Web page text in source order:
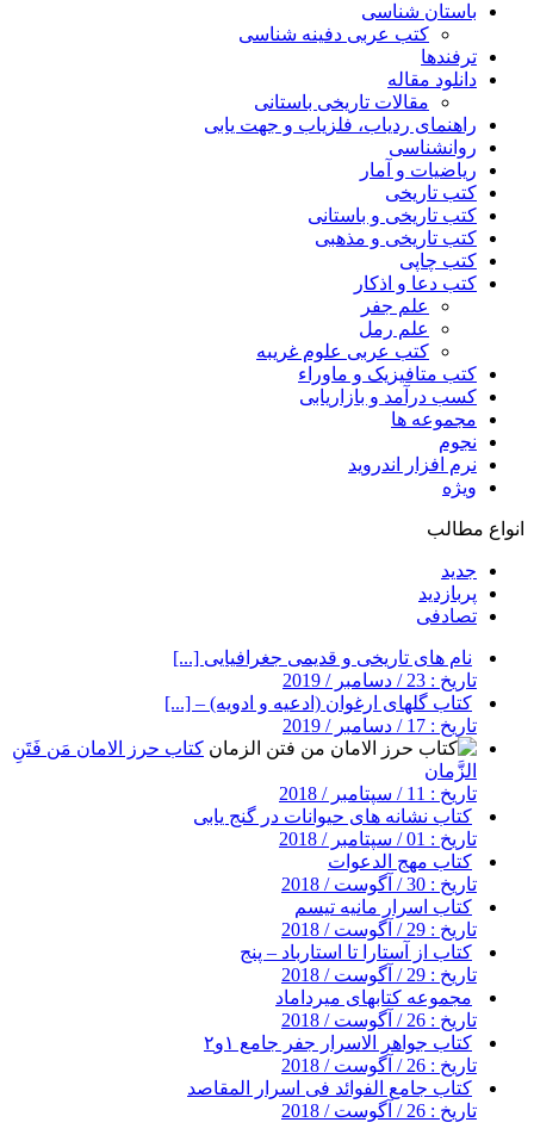
باستان شناسی
کتب عربی دفینه شناسی
ترفندها
دانلود مقاله
مقالات تاریخی باستانی
راهنمای ردیاب، فلزیاب و جهت یابی
روانشناسی
ریاضیات و آمار
کتب تاریخی
کتب تاریخی و باستانی
کتب تاریخی و مذهبی
کتب چاپی
کتب دعا و اذکار
علم جفر
علم رمل
کتب عربی علوم غریبه
کتب متافیزیک و ماوراء
کسب درآمد و بازاریابی
مجموعه ها
نجوم
نرم افزار اندروید
ویژه
انواع مطالب
جدید
پربازدید
تصادفی
نام های تاریخی و قدیمی جغرافیایی [...]
تاریخ : 23 / دسامبر / 2019
کتاب گلهای ارغوان (ادعیه و ادویه) – [...]
تاریخ : 17 / دسامبر / 2019
کتاب حرز الامان مَن فَتَنِ
الزَّمان
تاریخ : 11 / سپتامبر / 2018
کتاب نشانه های حیوانات در گنج یابی
تاریخ : 01 / سپتامبر / 2018
کتاب مهج الدعوات
تاریخ : 30 / آگوست / 2018
کتاب اسرار مانیه تیسم
تاریخ : 29 / آگوست / 2018
کتاب از آستارا تا استارباد – پنج
تاریخ : 29 / آگوست / 2018
مجموعه کتابهای میرداماد
تاریخ : 26 / آگوست / 2018
کتاب جواهر الاسرار جفر جامع ۱و۲
تاریخ : 26 / آگوست / 2018
کتاب جامع الفوائد فی اسرار المقاصد
تاریخ : 26 / آگوست / 2018